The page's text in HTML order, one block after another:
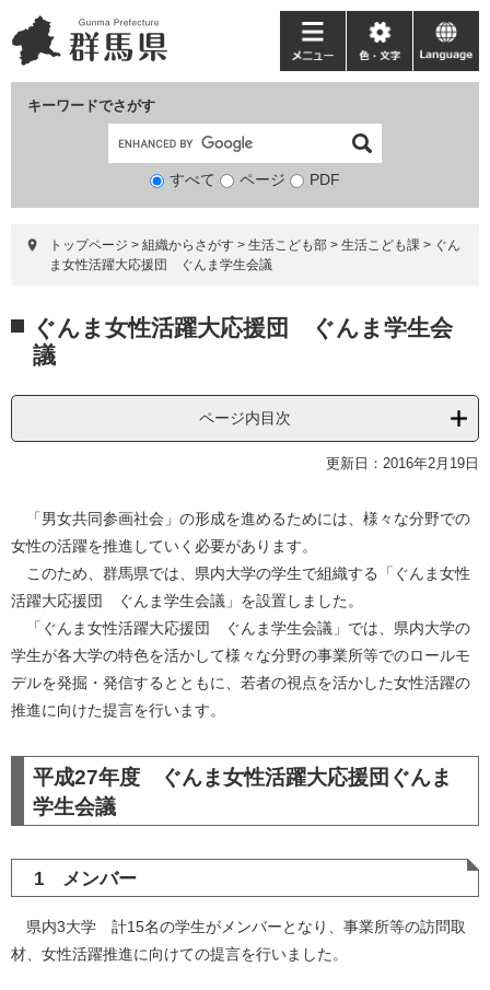
ー
ジ
ニ
ュ
て
キーワードでさがす
検
象
すべて ページ PDF
メ
ニ
ー
色・
文
language
トップページ > 組織からさがす > 生活こども部 > 生活こども課 > ぐん
ま女性活躍大応援団 ぐんま学生会議
文
ぐんま女性活躍大応援団 ぐんま学生会
議
ページ内目次
更新日：2016年2月19日
「男女共同参画社会」の形成を進めるためには、様々な分野での
女性の活躍を推進していく必要があります。
このため、群馬県では、県内大学の学生で組織する「ぐんま女性
活躍大応援団 ぐんま学生会議」を設置しました。
「ぐんま女性活躍大応援団 ぐんま学生会議」では、県内大学の
学生が各大学の特色を活かして様々な分野の事業所等でのロールモ
デルを発掘・発信するとともに、若者の視点を活かした女性活躍の
推進に向けた提言を行います。
平成27年度 ぐんま女性活躍大応援団ぐんま
学生会議
1 メンバー
県内3大学 計15名の学生がメンバーとなり、事業所等の訪問取
材、女性活躍推進に向けての提言を行いました。